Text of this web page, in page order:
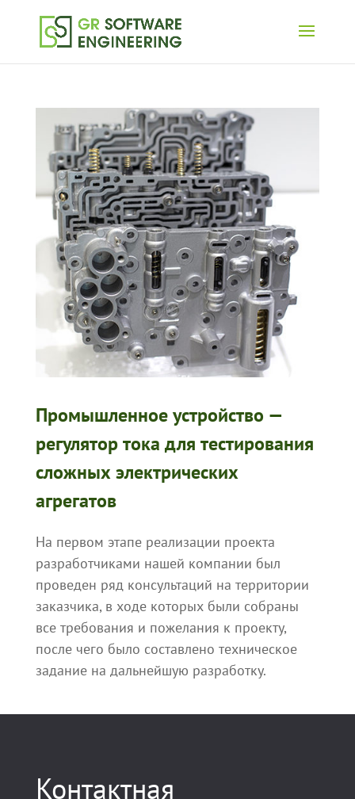
Промышленное устройство —
регулятор тока для тестирования
сложных электрических
агрегатов
На первом этапе реализации проекта
разработчиками нашей компании был
проведен ряд консультаций на территории
заказчика, в ходе которых были собраны
все требования и пожелания к проекту,
после чего было составлено техническое
задание на дальнейшую разработку.
Контактная